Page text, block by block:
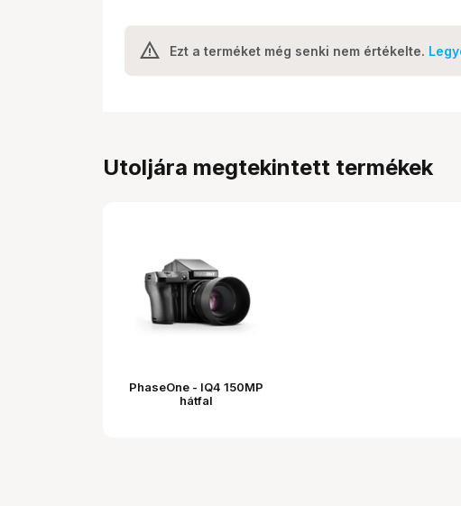
Ezt a terméket még senki nem értékelte.
Utoljára megtekintett termékek
PhaseOne - IQ4 150MP
hátfal